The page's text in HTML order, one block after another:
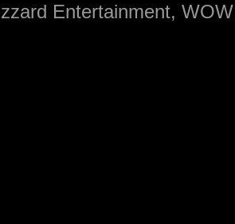
Entertainment,